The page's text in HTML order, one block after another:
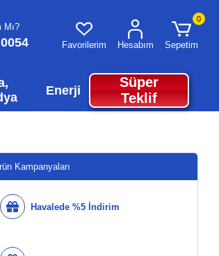
Mı?
Favorilerim Hesabım
0
Sepetim
Enerji
Süper
Teklif
Kampanyaları
Havalede %5 İndirim